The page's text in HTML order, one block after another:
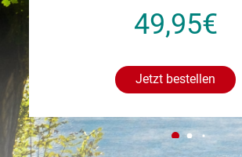
49,95€
Jetzt bestellen